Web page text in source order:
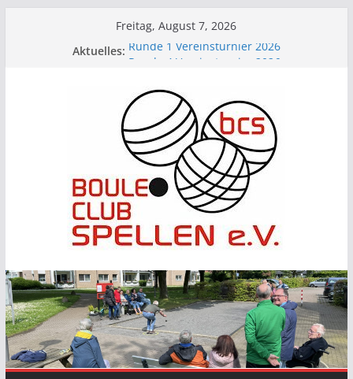
Freitag, August 7, 2026
Aktuelles: Runde 1 Vereinsturnier 2026
BCS beim Picknick im Park
Runde 2 Vereinsturnier 2026